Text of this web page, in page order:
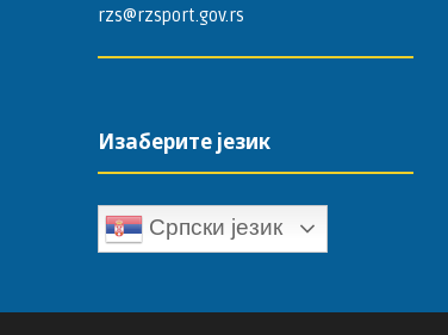
rzs@rzsport.gov.rs
Изаберите језик
Српски језик